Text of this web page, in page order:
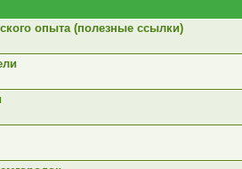
опыта (полезные ссылки)